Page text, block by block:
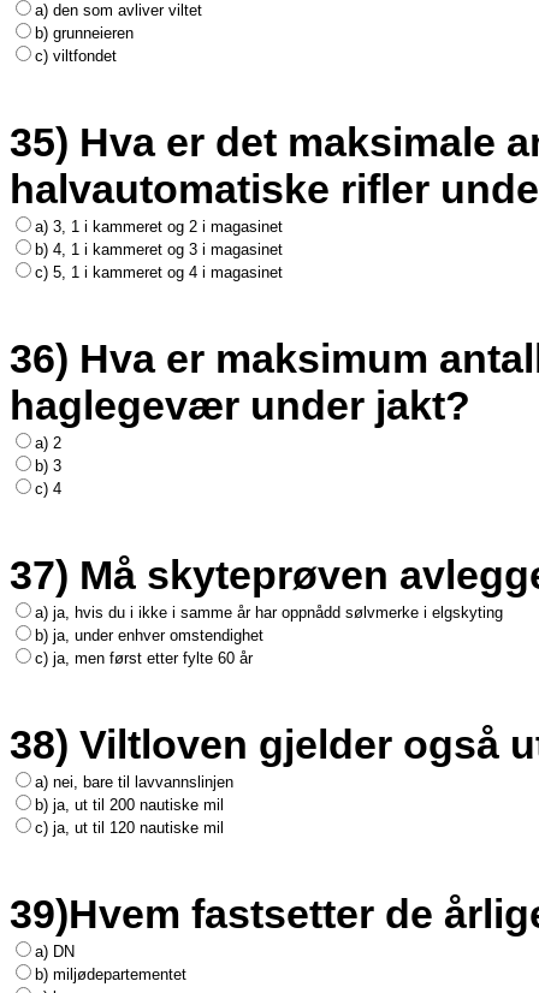
a) den som avliver viltet
b) grunneieren
c) viltfondet
35) Hva er det maksimale
halvautomatiske rifler
a) 3, 1 i kammeret og 2 i magasinet
b) 4, 1 i kammeret og 3 i magasinet
c) 5, 1 i kammeret og 4 i magasinet
36) Hva er maksimum
haglegevær under jakt?
a) 2
b) 3
c) 4
37) Må skyteprøven
a) ja, hvis du i ikke i samme år har oppnådd sølvmerke i elgskyting
b) ja, under enhver omstendighet
c) ja, men først etter fylte 60 år
38) Viltloven gjelder også
a) nei, bare til lavvannslinjen
b) ja, ut til 200 nautiske mil
c) ja, ut til 120 nautiske mil
39)Hvem fastsetter de
a) DN
b) miljødepartementet